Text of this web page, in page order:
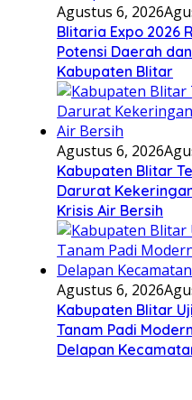
Agustus 6, 2026
Blitaria Expo 2026
Potensi Daerah
Kabupaten Blitar
Agustus 6, 2026
Kabupaten Blitar
Darurat
Krisis Air Bersih
Agustus 6, 2026
Kabupaten Blitar
Tanam Padi
Delapan